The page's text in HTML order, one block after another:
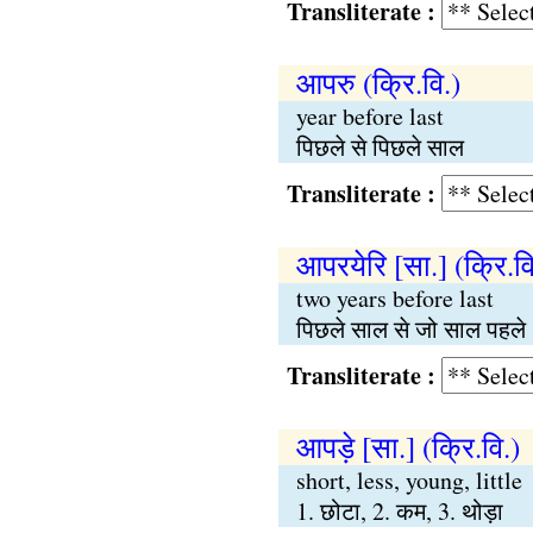
Transliterate :
आपरु (क्रि.वि.)
year before last
पिछले से पिछले साल
Transliterate :
आपरयेरि [सा.]
two years before last
पिछले साल से जो साल पहले
Transliterate :
आपड़े [सा.] (क्रि.वि.)
short, less, young, little
1. छोटा, 2. कम, 3. थोड़ा